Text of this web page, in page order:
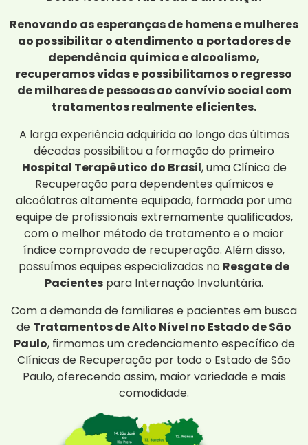
Renovando as esperanças de homens e mulheres
ao possibilitar o atendimento a portadores de
dependência química e alcoolismo,
recuperamos vidas e possibilitamos o regresso
de milhares de pessoas ao convívio social com
tratamentos realmente eficientes.
A larga experiência adquirida ao longo das últimas
décadas possibilitou a formação do primeiro
Hospital Terapêutico do Brasil, uma Clínica de
Recuperação para dependentes químicos e
alcoólatras altamente equipada, formada por uma
equipe de profissionais extremamente qualificados,
com o melhor método de tratamento e o maior
índice comprovado de recuperação. Além disso,
possuímos equipes especializadas no Resgate de
Pacientes para Internação Involuntária.
Com a demanda de familiares e pacientes em busca
de Tratamentos de Alto Nível no Estado de São
Paulo, firmamos um credenciamento específico de
Clínicas de Recuperação por todo o Estado de São
Paulo, oferecendo assim, maior variedade e mais
comodidade.